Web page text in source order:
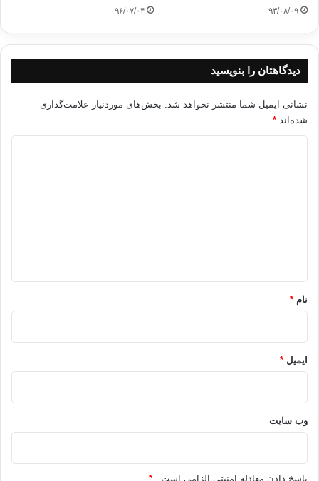
۹۳/۰۸/۰۹ ۹۶/۰۷/۰۴
دیدگاهتان را بنویسید
نشانی ایمیل شما منتشر نخواهد شد. بخش‌های موردنیاز علامت‌گذاری
شده‌اند *
نام *
ایمیل *
وب‌ سایت
پاسخ دادن معادله امنیتی الزامی است . *